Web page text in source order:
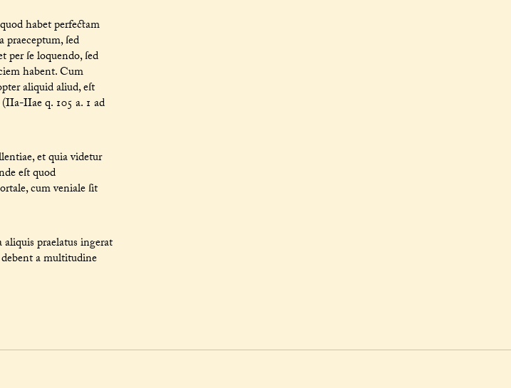
habet perfectam
ſed
ſe loquendo, ſed
habent. Cum
aliquid aliud, eſt
IIae q. 105 a. 1 ad
et quia videtur
eſt quod
cum veniale ſit
praelatus ingerat
debent a multitudine